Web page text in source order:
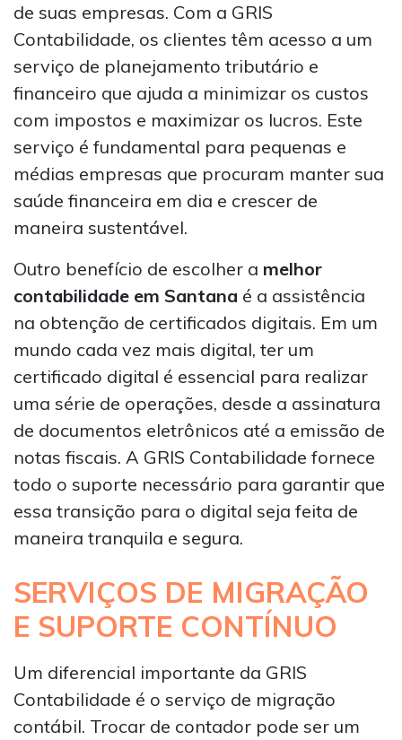
de suas empresas. Com a GRIS
Contabilidade, os clientes têm acesso a um
serviço de planejamento tributário e
financeiro que ajuda a minimizar os custos
com impostos e maximizar os lucros. Este
serviço é fundamental para pequenas e
médias empresas que procuram manter sua
saúde financeira em dia e crescer de
maneira sustentável.
Outro benefício de escolher a melhor
contabilidade em Santana é a assistência
na obtenção de certificados digitais. Em um
mundo cada vez mais digital, ter um
certificado digital é essencial para realizar
uma série de operações, desde a assinatura
de documentos eletrônicos até a emissão de
notas fiscais. A GRIS Contabilidade fornece
todo o suporte necessário para garantir que
essa transição para o digital seja feita de
maneira tranquila e segura.
SERVIÇOS DE MIGRAÇÃO
E SUPORTE CONTÍNUO
Um diferencial importante da GRIS
Contabilidade é o serviço de migração
contábil. Trocar de contador pode ser um